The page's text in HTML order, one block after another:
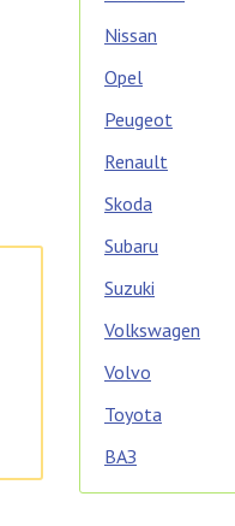
Nissan
Opel
Peugeot
Renault
Skoda
Subaru
Suzuki
Volkswagen
Volvo
Toyota
ВАЗ